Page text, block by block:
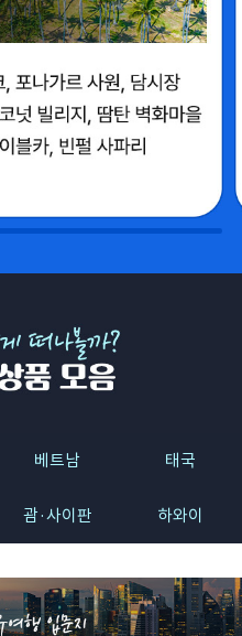
베트남 태국
괌·사이판 하와이